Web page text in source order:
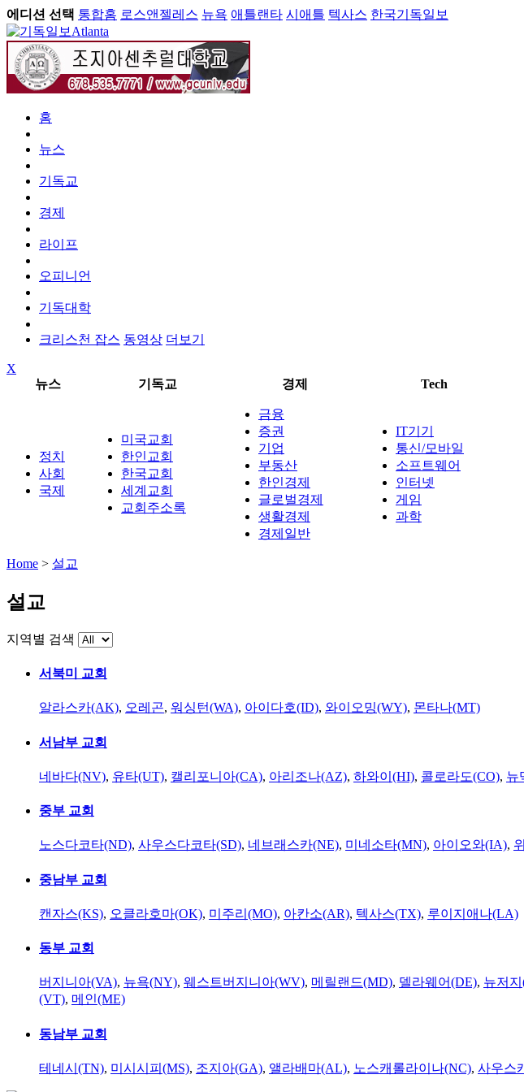
에디션 선택 통합홈 로스앤젤레스 뉴욕 애틀랜타 시애틀 텍사스 한국기독일보
Atlanta
홈
뉴스
기독교
경제
라이프
오피니언
기독대학
크리스천 잡스 동영상 더보기
X
뉴스
기독교 경제 Tech
정치
사회
국제
미국교회
한인교회
한국교회
세계교회
교회주소록
금융
증권
기업
부동산
한인경제
글로벌경제
생활경제
경제일반
IT기기
통신/모바일
소프트웨어
인터넷
게임
과학
Home > 설교
설교
지역별 검색
서북미 교회
알라스카(AK), 오레곤, 워싱턴(WA), 아이다호(ID), 와이오밍(WY), 몬타나(MT)
서남부 교회
네바다(NV), 유타(UT), 캘리포니아(CA), 아리조나(AZ), 하와이(HI), 콜로라도(CO), 뉴
중부 교회
노스다코타(ND), 사우스다코타(SD), 네브래스카(NE), 미네소타(MN), 아이오와(IA),
중남부 교회
캔자스(KS), 오클라호마(OK), 미주리(MO), 아칸소(AR), 텍사스(TX), 루이지애나(LA)
동부 교회
버지니아(VA), 뉴욕(NY), 웨스트버지니아(WV), 메릴랜드(MD), 델라웨어(DE), 뉴저
(VT), 메인(ME)
동남부 교회
테네시(TN), 미시시피(MS), 조지아(GA), 앨라배마(AL), 노스캐롤라이나(NC), 사우스